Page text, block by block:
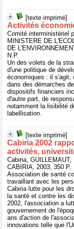
[texte imprimé]
Activités
Comité interministériel
MINISTERE DE
DE
N.P.
Un des volets de la
d'une politique de
économiques : il s'agit,
dans des démarches
dispositifs financiers
d'autre part, de
notamment la lisibilité
labellisation.
[texte imprimé]
Cabiria 2002
activités,
Cabiria, GUILLEMAUT,
CABIRIA, 2003, 350 P.
Association de santé
travaillant avec les
Cabiria lutte pour les
la santé et contre les
2002, l'association a
gouvernement de
ans d'action de
innovations telle que